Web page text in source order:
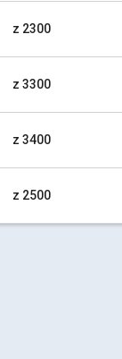
z 2300
z 3300
z 3400
z 2500